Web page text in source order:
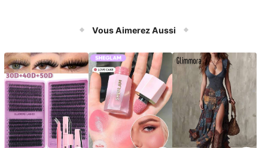
Vous Aimerez Aussi